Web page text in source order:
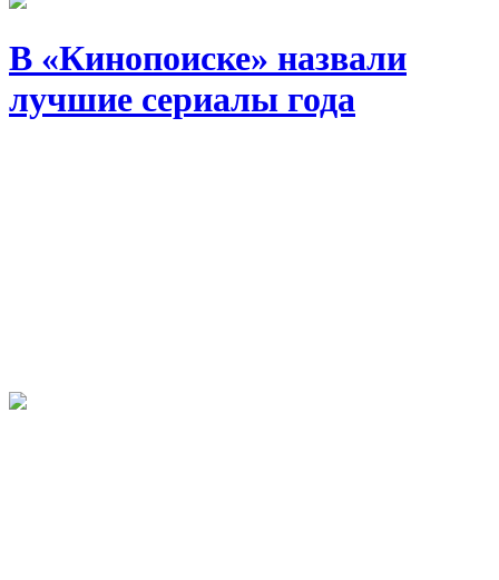
В «Кинопоиске» назвали
лучшие сериалы года